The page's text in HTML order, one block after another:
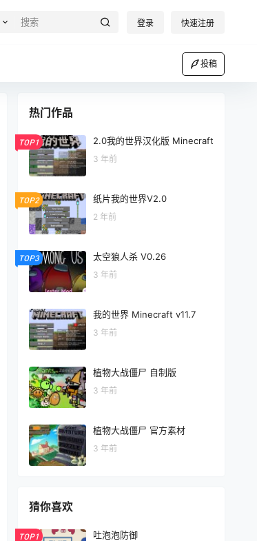
登录 快速注册
投稿
热门作品
TOP1 2.0我的世界汉化版 Minecraft
3 年前
TOP2 纸片我的世界V2.0
2 年前
TOP3 太空狼人杀 V0.26
3 年前
我的世界 Minecraft v11.7
3 年前
植物大战僵尸 自制版
3 年前
植物大战僵尸 官方素材
3 年前
猜你喜欢
TOP1 吐泡泡防御